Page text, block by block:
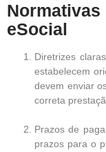
eSocial
Diretrizes
estabelecem
devem enviar
correta
Prazos de
prazos para o